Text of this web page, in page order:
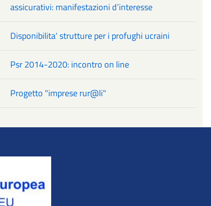
assicurativi: manifestazioni d’interesse
Disponibilita' strutture per i profughi ucraini
Psr 2014-2020: incontro on line
Progetto "imprese rur@li"